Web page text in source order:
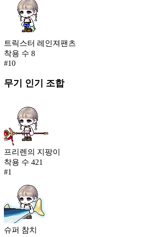
트릭스터 레인져팬츠
착용 수 8
#10
무기 인기 조합
프리렌의 지팡이
착용 수 421
#1
슈퍼 참치